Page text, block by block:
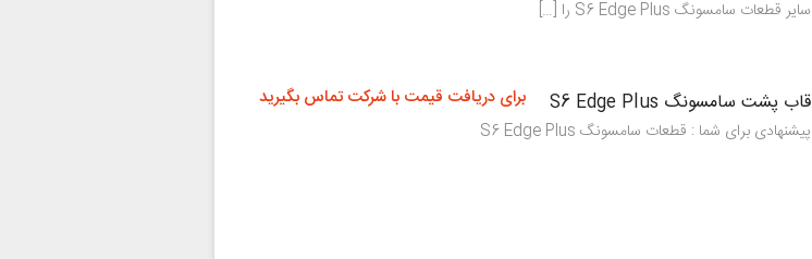
سایر قطعات سامسونگ S6 Edge Plus را […]
قاب پشت سامسونگ S6 Edge Plus
پیشنهادی برای شما : قطعات سامسونگ S6 Edge Plus
برای دریافت قیمت با شرکت تماس بگیرید